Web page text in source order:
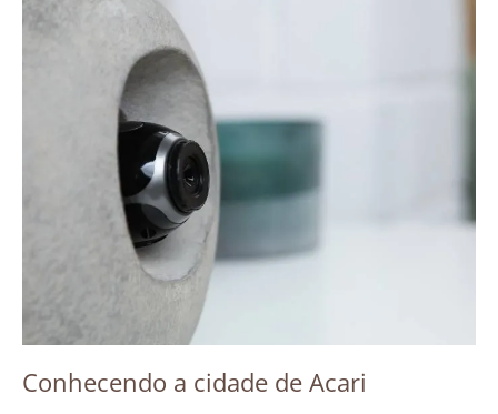
Conhecendo a cidade de Acari